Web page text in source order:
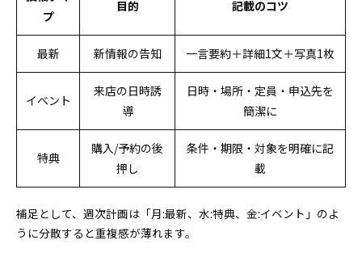
プ
目的 記載のコツ
最新 新情報の告知 一言要約＋詳細1文＋写真1枚
イベント
来店の日時誘
導
日時・場所・定員・申込先を
簡潔に
特典
購入/予約の後
押し
条件・期限・対象を明確に記
載
補足として、週次計画は「月:最新、水:特典、金:イベント」のよ
うに分散すると重複感が薄れます。